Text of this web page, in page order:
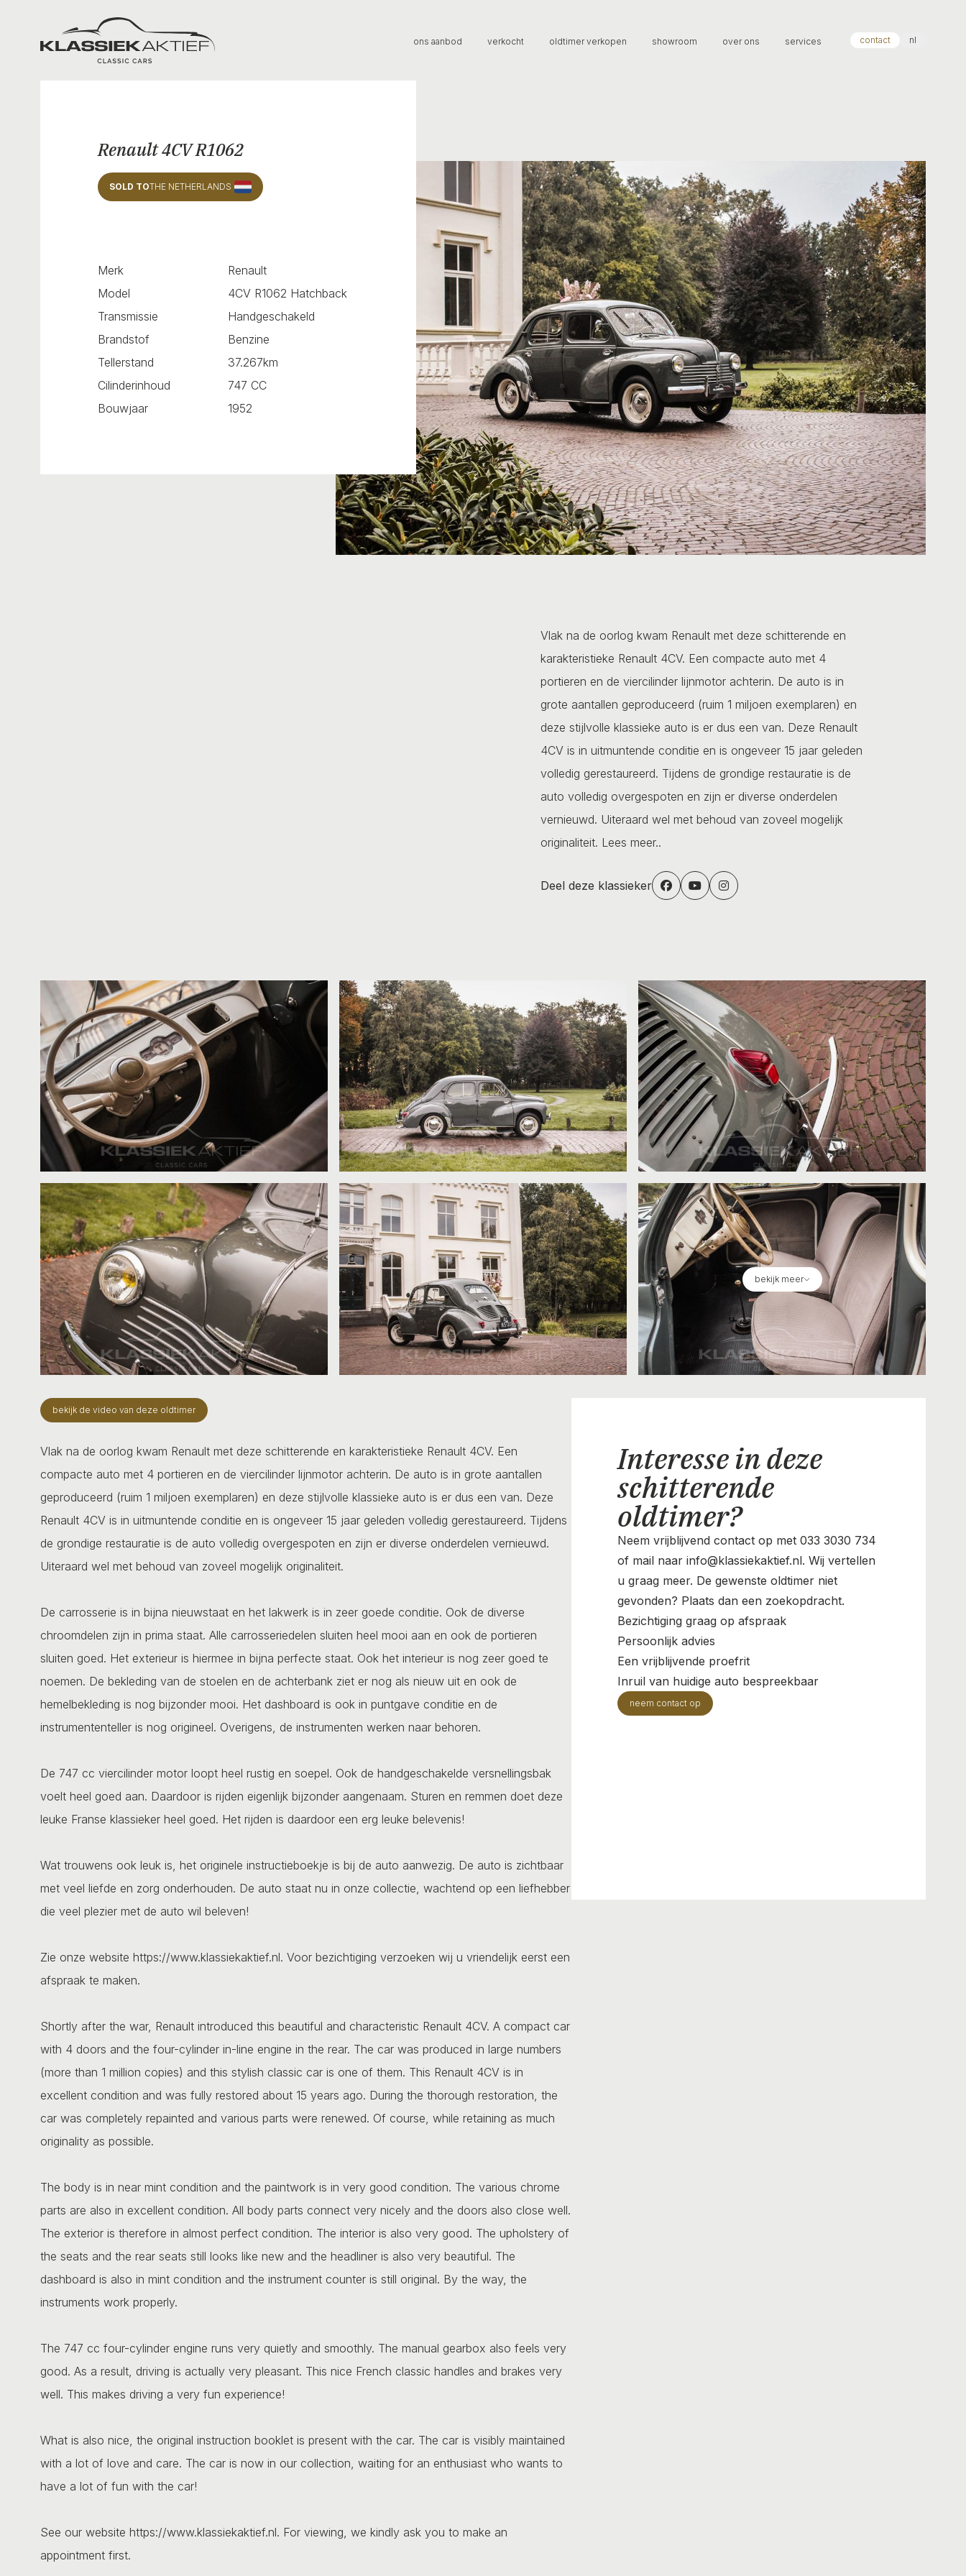
Klassiek Aktief
ons aanbod verkocht oldtimer verkopen showroom over ons services contact nl
Renault 4CV R1062
SOLD TOTHE NETHERLANDS
Merk
Renault
Model
4CV R1062 Hatchback
Transmissie
Handgeschakeld
Brandstof
Benzine
Tellerstand
37.267km
Cilinderinhoud
747 CC
Bouwjaar
1952
Vlak na de oorlog kwam Renault met deze schitterende en
karakteristieke Renault 4CV. Een compacte auto met 4
portieren en de viercilinder lijnmotor achterin. De auto is in
grote aantallen geproduceerd (ruim 1 miljoen exemplaren) en
deze stijlvolle klassieke auto is er dus een van. Deze Renault
4CV is in uitmuntende conditie en is ongeveer 15 jaar geleden
volledig gerestaureerd. Tijdens de grondige restauratie is de
auto volledig overgespoten en zijn er diverse onderdelen
vernieuwd. Uiteraard wel met behoud van zoveel mogelijk
originaliteit. Lees meer..
Deel deze klassieker
bekijk meer
bekijk de video van deze oldtimer
Vlak na de oorlog kwam Renault met deze schitterende en karakteristieke Renault 4CV. Een
compacte auto met 4 portieren en de viercilinder lijnmotor achterin. De auto is in grote aantallen
geproduceerd (ruim 1 miljoen exemplaren) en deze stijlvolle klassieke auto is er dus een van. Deze
Renault 4CV is in uitmuntende conditie en is ongeveer 15 jaar geleden volledig gerestaureerd. Tijdens
de grondige restauratie is de auto volledig overgespoten en zijn er diverse onderdelen vernieuwd.
Uiteraard wel met behoud van zoveel mogelijk originaliteit.
De carrosserie is in bijna nieuwstaat en het lakwerk is in zeer goede conditie. Ook de diverse
chroomdelen zijn in prima staat. Alle carrosseriedelen sluiten heel mooi aan en ook de portieren
sluiten goed. Het exterieur is hiermee in bijna perfecte staat. Ook het interieur is nog zeer goed te
noemen. De bekleding van de stoelen en de achterbank ziet er nog als nieuw uit en ook de
hemelbekleding is nog bijzonder mooi. Het dashboard is ook in puntgave conditie en de
instrumententeller is nog origineel. Overigens, de instrumenten werken naar behoren.
De 747 cc viercilinder motor loopt heel rustig en soepel. Ook de handgeschakelde versnellingsbak
voelt heel goed aan. Daardoor is rijden eigenlijk bijzonder aangenaam. Sturen en remmen doet deze
leuke Franse klassieker heel goed. Het rijden is daardoor een erg leuke belevenis!
Wat trouwens ook leuk is, het originele instructieboekje is bij de auto aanwezig. De auto is zichtbaar
met veel liefde en zorg onderhouden. De auto staat nu in onze collectie, wachtend op een liefhebber
die veel plezier met de auto wil beleven!
Zie onze website https://www.klassiekaktief.nl. Voor bezichtiging verzoeken wij u vriendelijk eerst een
afspraak te maken.
Shortly after the war, Renault introduced this beautiful and characteristic Renault 4CV. A compact car
with 4 doors and the four-cylinder in-line engine in the rear. The car was produced in large numbers
(more than 1 million copies) and this stylish classic car is one of them. This Renault 4CV is in
excellent condition and was fully restored about 15 years ago. During the thorough restoration, the
car was completely repainted and various parts were renewed. Of course, while retaining as much
originality as possible.
The body is in near mint condition and the paintwork is in very good condition. The various chrome
parts are also in excellent condition. All body parts connect very nicely and the doors also close well.
The exterior is therefore in almost perfect condition. The interior is also very good. The upholstery of
the seats and the rear seats still looks like new and the headliner is also very beautiful. The
dashboard is also in mint condition and the instrument counter is still original. By the way, the
instruments work properly.
The 747 cc four-cylinder engine runs very quietly and smoothly. The manual gearbox also feels very
good. As a result, driving is actually very pleasant. This nice French classic handles and brakes very
well. This makes driving a very fun experience!
What is also nice, the original instruction booklet is present with the car. The car is visibly maintained
with a lot of love and care. The car is now in our collection, waiting for an enthusiast who wants to
have a lot of fun with the car!
See our website https://www.klassiekaktief.nl. For viewing, we kindly ask you to make an
appointment first.
Interesse in deze
schitterende
oldtimer?
Neem vrijblijvend contact op met 033 3030 734
of mail naar info@klassiekaktief.nl. Wij vertellen
u graag meer. De gewenste oldtimer niet
gevonden? Plaats dan een zoekopdracht.
Bezichtiging graag op afspraak
Persoonlijk advies
Een vrijblijvende proefrit
Inruil van huidige auto bespreekbaar
neem contact op